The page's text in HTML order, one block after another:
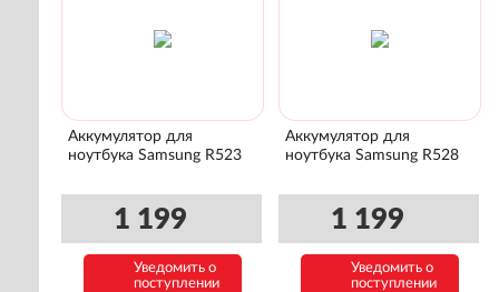
Аккумулятор для
ноутбука Samsung R523
1 199
Уведомить о
поступлении
Аккумулятор для
ноутбука Samsung R528
1 199
Уведомить о
поступлении